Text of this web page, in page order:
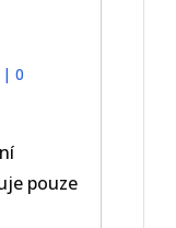
0
pouze